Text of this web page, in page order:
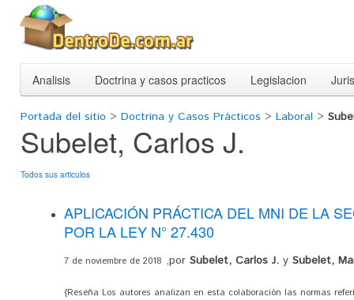
Analisis Doctrina y casos practicos Legislacion
Portada del sitio > Doctrina y Casos Prácticos > Laboral >
Subelet, Carlos J.
Todos sus articulos
APLICACIÓN PRÁCTICA DEL MNI DE LA
POR LA LEY N° 27.430
7 de noviembre de 2018 ,por Subelet, Carlos J. y Subelet,
{Reseña Los autores analizan en esta colaboración las normas